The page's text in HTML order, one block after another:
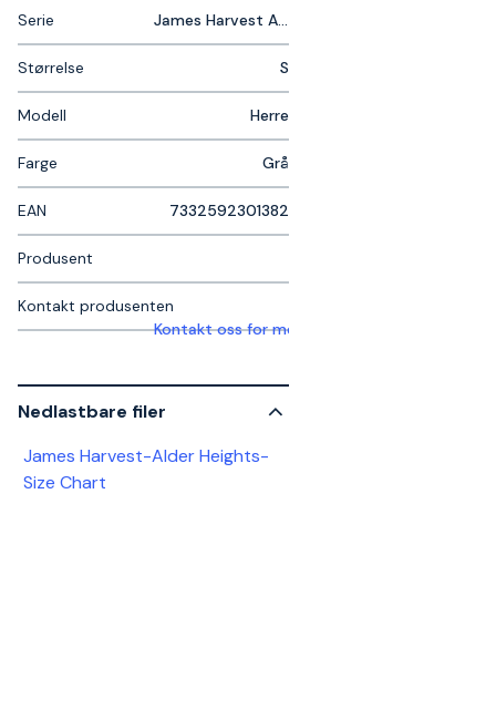
Serie James Harvest Alder Heights
Størrelse S
Modell Herre
Farge Grå
EAN 7332592301382
Produsent
Kontakt produsenten
Kontakt oss for mer informasjon
Nedlastbare filer
James Harvest-Alder Heights-
Size Chart